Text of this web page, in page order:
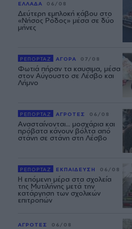
ΕΛΛΑΔΑ 06/08
Δεύτερη εμπλοκή κάβου στο
«Νήσος Ρόδος» μέσα σε δύο
μήνες
ΡΕΠΟΡΤΑΖ ΑΓΟΡΑ 07/08
Φωτιά πήραν τα καυσιμα, μέσα
στον Αύγουστο σε Λέσβο και
Λήμνο
ΡΕΠΟΡΤΑΖ ΑΓΡΟΤΕΣ 06/08
Ανασταίνονται... μοσχάρια και
πρόβατα κάνουν βόλτα από
στάνη σε στάνη στη Λέσβο
ΡΕΠΟΡΤΑΖ ΕΚΠΑΙΔΕΥΣΗ 06/08
Η επόμενη μέρα στα σχολεία
της Μυτιλήνης μετά την
κατάργηση των σχολικών
επιτροπών
ΑΓΡΟΤΕΣ 06/08